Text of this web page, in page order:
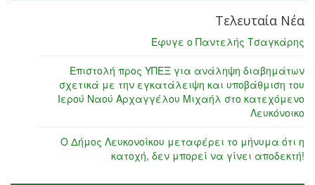
Τελευταία Νέα
Έφυγε ο Παντελής Τσαγκάρης
Επιστολή προς ΥΠΕΞ για ανάληψη διαβημάτων
σχετικά με την εγκατάλειψη και υποβάθμιση του
Ιερού Ναού Αρχαγγέλου Μιχαήλ στο κατεχόμενο
Λευκόνοικο
Ο Δήμος Λευκονοίκου μεταφέρει το μήνυμα ότι η
κατοχή, δεν μπορεί να γίνει αποδεκτή!